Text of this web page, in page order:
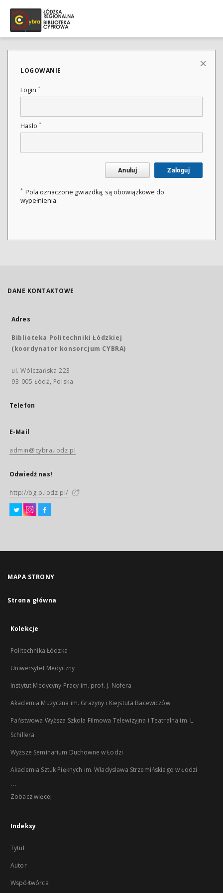
LOGOWANIE
Login *
Hasło *
Anuluj Zaloguj
* Pola oznaczone gwiazdką, są obowiązkowe do
wypełnienia.
DANE KONTAKTOWE
Adres
Biblioteka Politechniki Łódzkiej
(koordynator konsorcjum CYBRA)
ul. Wólczańska 223
93-005 Łódź, Polska
Telefon
E-Mail
admin@cybra.lodz.pl
Odwiedź nas!
http://bg.p.lodz.pl/
MAPA STRONY
Strona główna
Kolekcje
Politechnika Łódzka
Uniwersytet Medyczny
Instytut Medycyny Pracy im. prof. J. Nofera
Akademia Muzyczna im. Grażyny i Kiejstuta Bacewiczów
Państwowa Wyższa Szkoła Filmowa Telewizyjna i Teatralna im. L.
Schillera
Wyższe Seminarium Duchowne w Łodzi
Akademia Sztuk Pięknych im. Władysława Strzemińskiego w Łodzi
...
Zobacz więcej
Indeksy
Tytuł
Autor
Współtwórca